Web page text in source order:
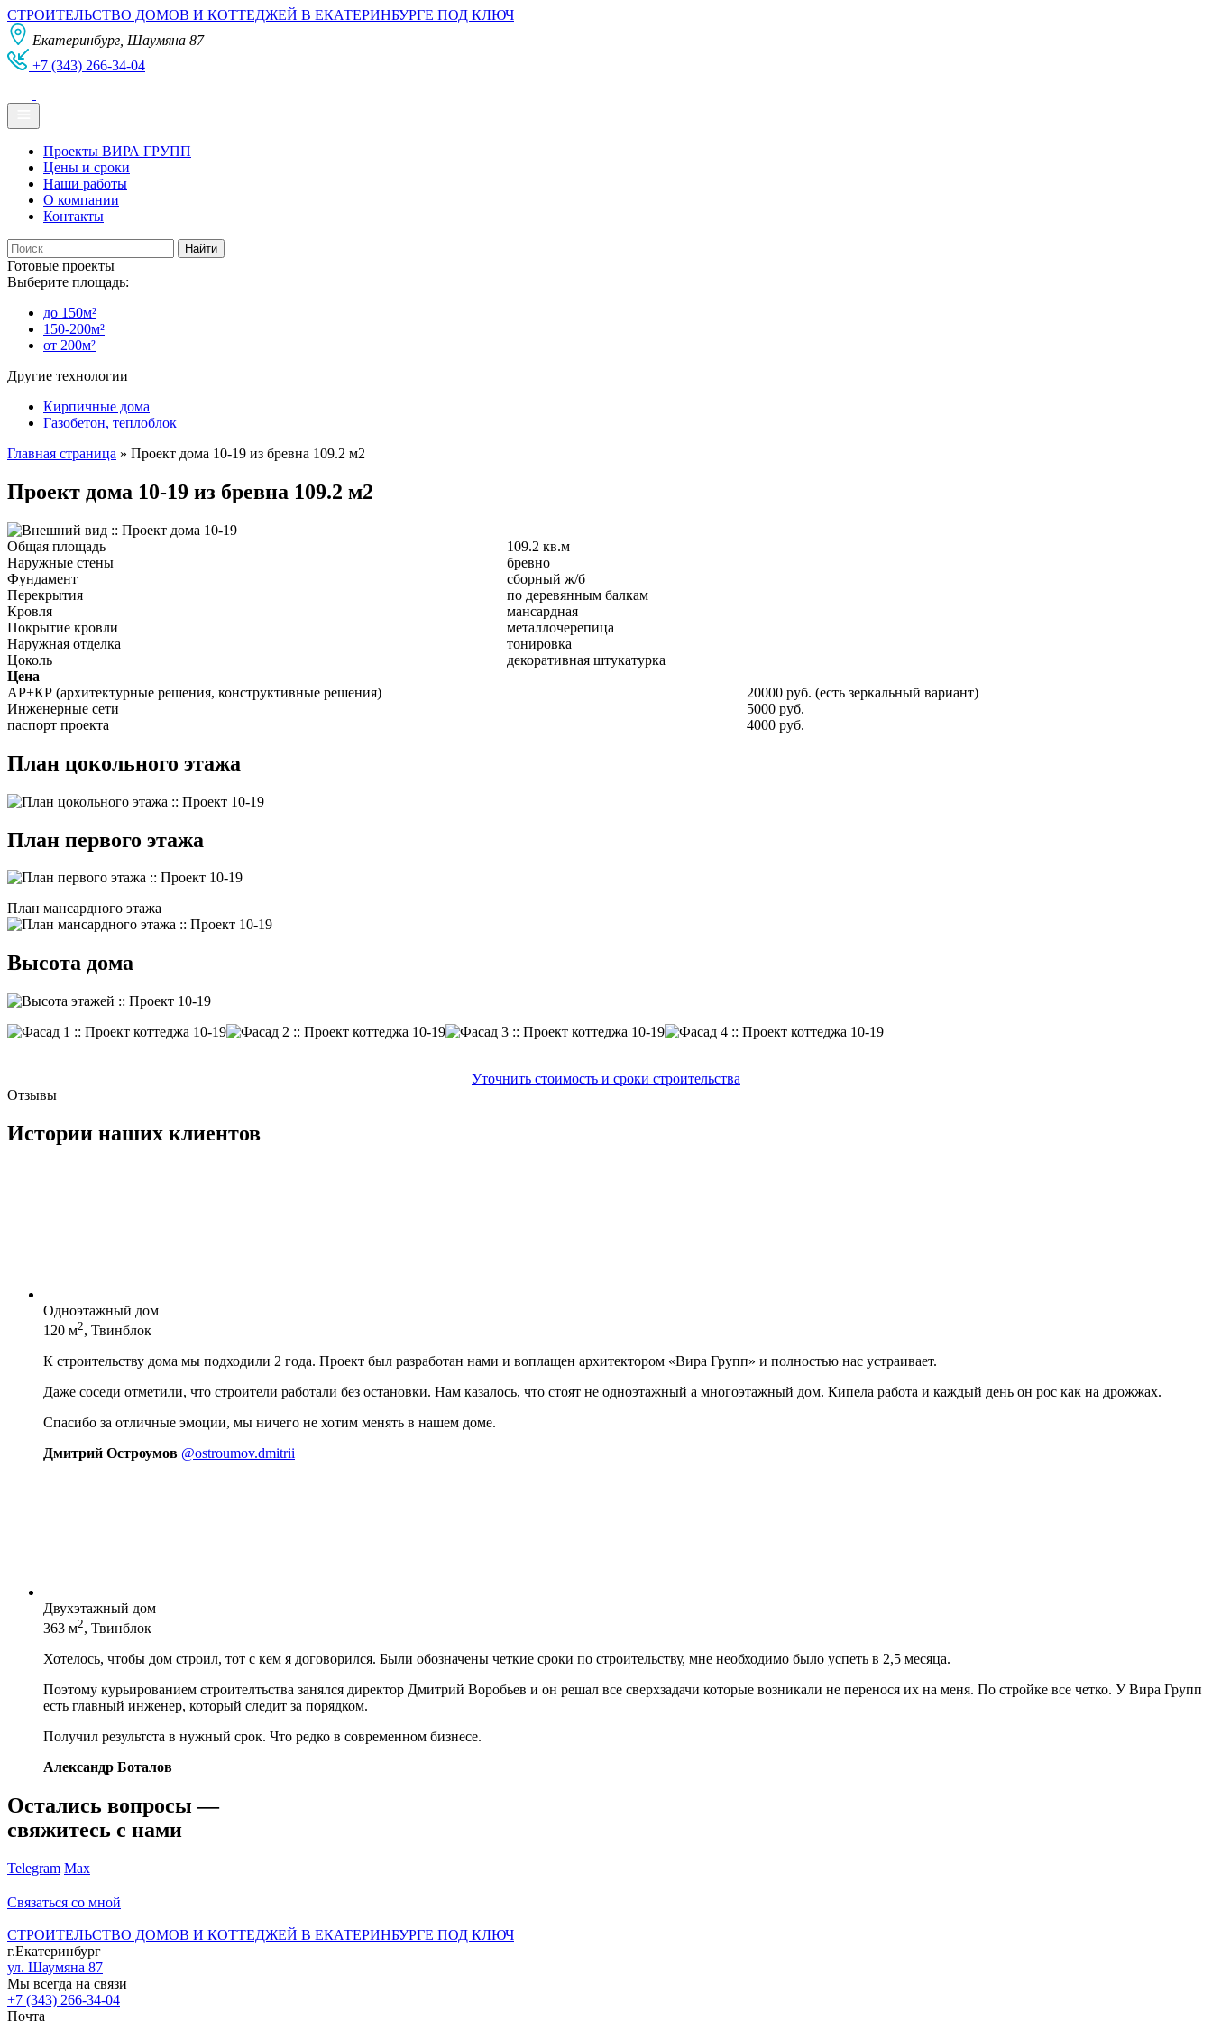
СТРОИТЕЛЬСТВО ДОМОВ И КОТТЕДЖЕЙ В ЕКАТЕРИНБУРГЕ ПОД КЛЮЧ
Екатеринбург, Шаумяна 87
+7 (343) 266-34-04
Проекты ВИРА ГРУПП
Цены и сроки
Наши работы
О компании
Контакты
Готовые проекты
Выберите площадь:
до 150м²
150-200м²
от 200м²
Другие технологии
Кирпичные дома
Газобетон, теплоблок
Главная страница » Проект дома 10-19 из бревна 109.2 м2
Проект дома 10-19 из бревна 109.2 м2
Общая площадь
109.2 кв.м
Наружные стены
бревно
Фундамент
сборный ж/б
Перекрытия
по деревянным балкам
Кровля
мансардная
Покрытие кровли
металлочерепица
Наружная отделка
тонировка
Цоколь
декоративная штукатурка
Цена
АР+КР (архитектурные решения, конструктивные решения)
20000 руб. (есть зеркальный вариант)
Инженерные сети
5000 руб.
паспорт проекта
4000 руб.
План цокольного этажа
План первого этажа
План мансардного этажа
Высота дома
Уточнить стоимость и сроки строительства
Отзывы
Истории наших клиентов
Одноэтажный дом
120 м2, Твинблок
К строительству дома мы подходили 2 года. Проект был разработан нами и воплащен архитектором «Вира Групп» и полностью нас устраивает.
Даже соседи отметили, что строители работали без остановки. Нам казалось, что стоят не одноэтажный а многоэтажный дом. Кипела работа и каждый день он рос как на дрожжах.
Спасибо за отличные эмоции, мы ничего не хотим менять в нашем доме.
Дмитрий Остроумов @ostroumov.dmitrii
Двухэтажный дом
363 м2, Твинблок
Хотелось, чтобы дом строил, тот с кем я договорился. Были обозначены четкие сроки по строительству, мне необходимо было успеть в 2,5 месяца.
Поэтому курьированием строителтьства занялся директор Дмитрий Воробьев и он решал все сверхзадачи которые возникали не перенося их на меня. По стройке все четко. У Вира Групп
есть главный инженер, который следит за порядком.
Получил результста в нужный срок. Что редко в современном бизнесе.
Александр Боталов
Остались вопросы —
свяжитесь с нами
Telegram Max
Связаться со мной
СТРОИТЕЛЬСТВО ДОМОВ И КОТТЕДЖЕЙ В ЕКАТЕРИНБУРГЕ ПОД КЛЮЧ
г.Екатеринбург
ул. Шаумяна 87
Мы всегда на связи
+7 (343) 266-34-04
Почта